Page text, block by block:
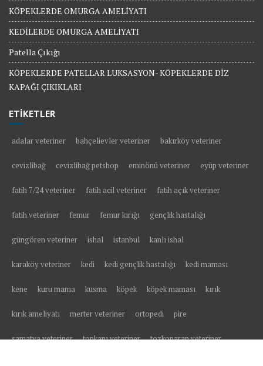
KÖPEKLERDE OMURGA AMELİYATI
KEDİLERDE OMURGA AMELİYATI
Patella Çıkığı
KÖPEKLERDE PATELLAR LUKSASYON- KÖPEKLERDE DİZ
KAPAĞI ÇIKIKLARI
ETİKETLER
adalar veteriner bahçelievler veteriner bakırköy veteriner
cevizlibağ cevizlibağ petshop eminönü veteriner eyüp veteriner
fatih 7/24 veteriner fatih acil veteriner fatih açık veteriner
fatih veteriner femur femur kırığı gençlik hastalığı
güngören veteriner ishal istanbul kanlı ishal
karaköy veteriner kedi kedi gençlik hastalığı kedi maması
kene kuru mama kusma köpek köpek maması kırık
kırık ameliyatı merter veteriner ortopedi pire
samatya veteriner topkapı veteriner tozkoparan veteriner